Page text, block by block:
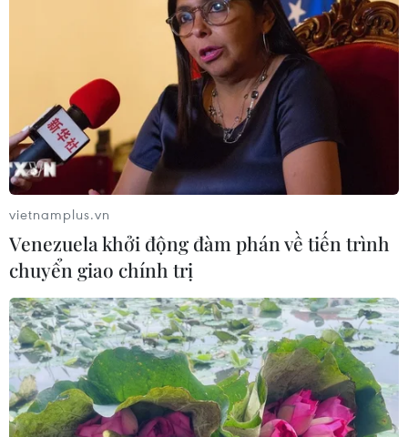
vietnamplus.vn
Venezuela khởi động đàm phán về tiến trình
chuyển giao chính trị